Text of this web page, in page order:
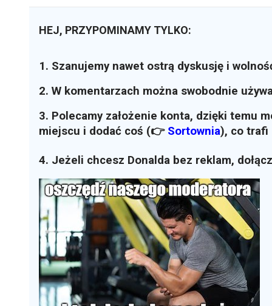
HEJ, PRZYPOMINAMY TYLKO:
1. Szanujemy nawet ostrą dyskusję i
2. W komentarzach można swobodnie
3. Polecamy założenie konta, dzięki temu
miejscu i dodać coś (👉 Sortownia), co trafi
4. Jeżeli chcesz Donalda bez reklam,